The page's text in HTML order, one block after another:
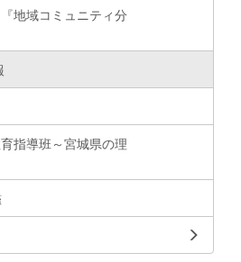
地域コミュニティ分
指導班～宮城県の理